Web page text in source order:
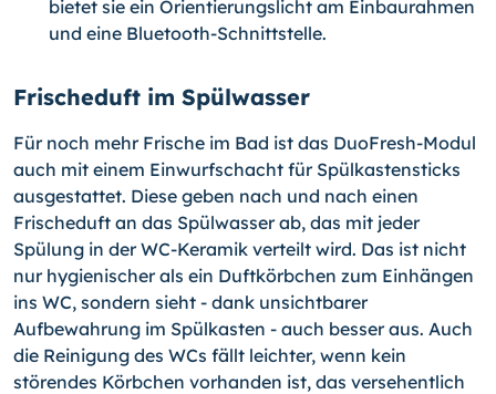
bietet sie ein Orientierungslicht am Einbaurahmen
und eine Bluetooth-Schnittstelle.
Frischeduft im Spülwasser
Für noch mehr Frische im Bad ist das DuoFresh-Modul
auch mit einem Einwurfschacht für Spülkastensticks
ausgestattet. Diese geben nach und nach einen
Frischeduft an das Spülwasser ab, das mit jeder
Spülung in der WC-Keramik verteilt wird. Das ist nicht
nur hygienischer als ein Duftkörbchen zum Einhängen
ins WC, sondern sieht - dank unsichtbarer
Aufbewahrung im Spülkasten - auch besser aus. Auch
die Reinigung des WCs fällt leichter, wenn kein
störendes Körbchen vorhanden ist, das versehentlich